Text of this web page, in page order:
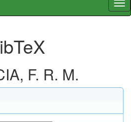
F. R. M.